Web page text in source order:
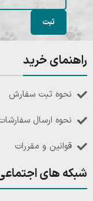
راهنمای خرید
نحوه ثبت سفارش
نحوه ارسال
قوانین و مقررات
شبکه های